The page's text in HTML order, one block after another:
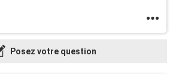
Posez votre question